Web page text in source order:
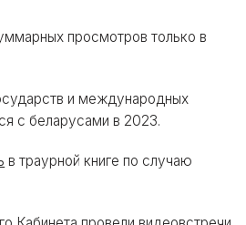
просмотров только в
и международных
с беларусами в 2023.
в траурной книге по случаю